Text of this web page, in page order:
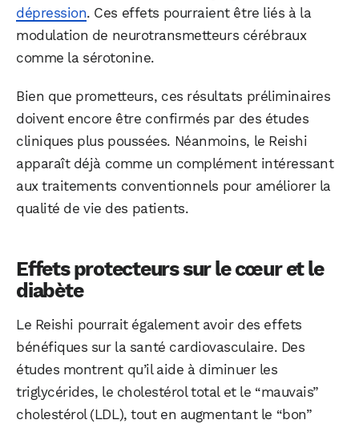
dépression. Ces effets pourraient être liés à la
modulation de neurotransmetteurs cérébraux
comme la sérotonine.
Bien que prometteurs, ces résultats préliminaires
doivent encore être confirmés par des études
cliniques plus poussées. Néanmoins, le Reishi
apparaît déjà comme un complément intéressant
aux traitements conventionnels pour améliorer la
qualité de vie des patients.
Effets protecteurs sur le cœur et le
diabète
Le Reishi pourrait également avoir des effets
bénéfiques sur la santé cardiovasculaire. Des
études montrent qu’il aide à diminuer les
triglycérides, le cholestérol total et le “mauvais”
cholestérol (LDL), tout en augmentant le “bon”
WhatsApp Telegram Email